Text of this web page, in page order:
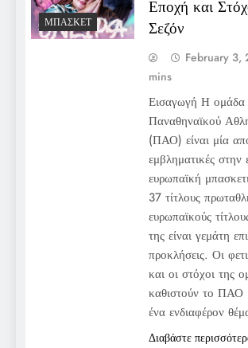
ΜΠΆΣΚΕΤ
Εποχή και
Σεζόν
February 3,
mins
Εισαγωγή Η ομάδα
Παναθηναϊκού
(ΠΑΟ) είναι μία
εμβληματικές στην
ευρωπαϊκή
37 τίτλους
ευρωπαϊκούς
της είναι γεμάτη
προκλήσεις. Οι
και οι στόχοι της
καθιστούν το ΠΑΟ
ένα ενδιαφέρον
Διαβάστε